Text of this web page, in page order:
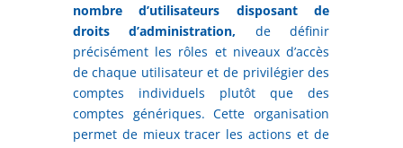
nombre d’utilisateurs disposant de
droits d’administration, de définir
précisément les rôles et niveaux d’accès
de chaque utilisateur et de privilégier des
comptes individuels plutôt que des
comptes génériques. Cette organisation
permet de mieux tracer les actions et de